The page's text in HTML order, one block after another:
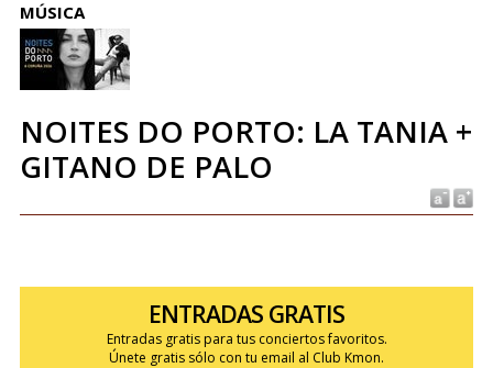
MÚSICA
NOITES DO PORTO: LA TANIA +
GITANO DE PALO
ENTRADAS GRATIS
Entradas gratis para tus conciertos favoritos.
Únete gratis sólo con tu email al Club Kmon.